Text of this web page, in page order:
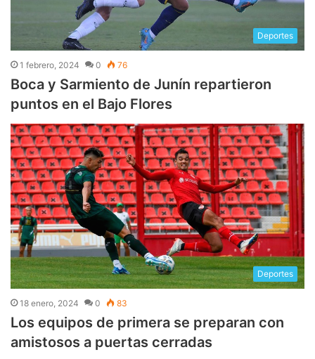
Deportes
1 febrero, 2024 0 76
Boca y Sarmiento de Junín repartieron
puntos en el Bajo Flores
Deportes
18 enero, 2024 0 83
Los equipos de primera se preparan con
amistosos a puertas cerradas